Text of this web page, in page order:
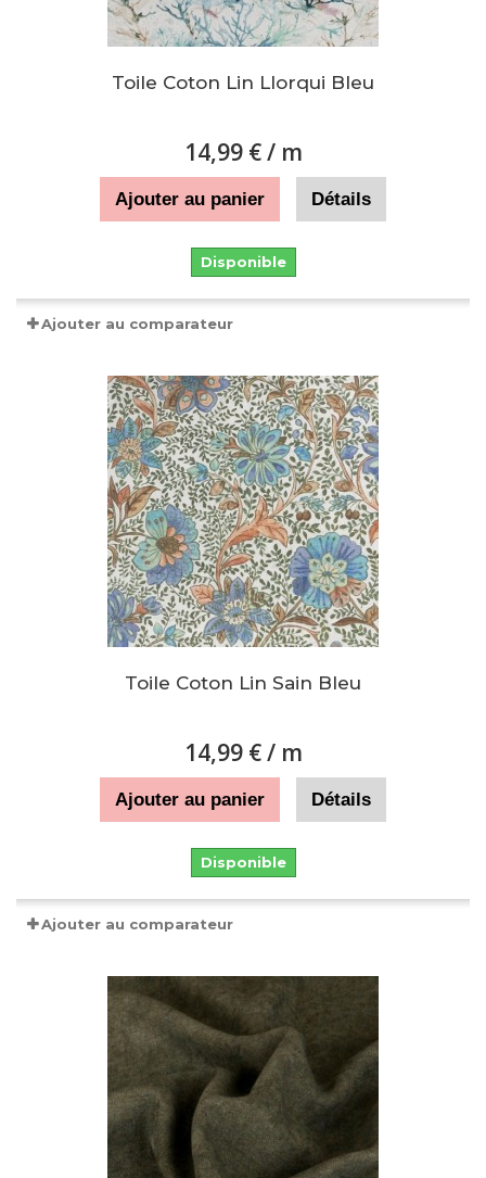
Toile Coton Lin Llorqui Bleu
14,99 €/ m
Ajouter au panier Détails
Disponible
Ajouter au comparateur
Toile Coton Lin Sain Bleu
14,99 €/ m
Ajouter au panier Détails
Disponible
Ajouter au comparateur